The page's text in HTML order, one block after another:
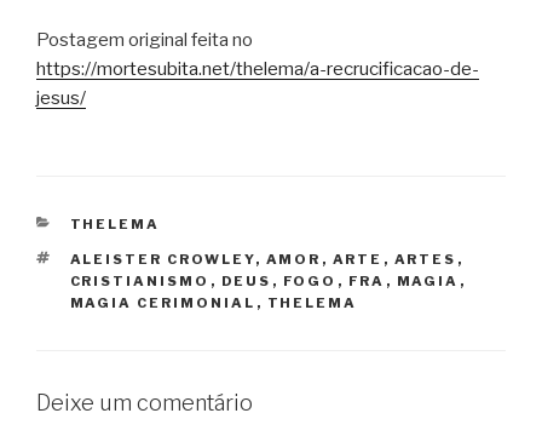
Postagem original feita no
https://mortesubita.net/thelema/a-recrucificacao-de-
jesus/
CATEGORIAS
THELEMA
TAGS
ALEISTER CROWLEY, AMOR , ARTE , ARTES ,
CRISTIANISMO , DEUS , FOGO , FRA , MAGIA ,
MAGIA CERIMONIAL , THELEMA
Deixe um comentário